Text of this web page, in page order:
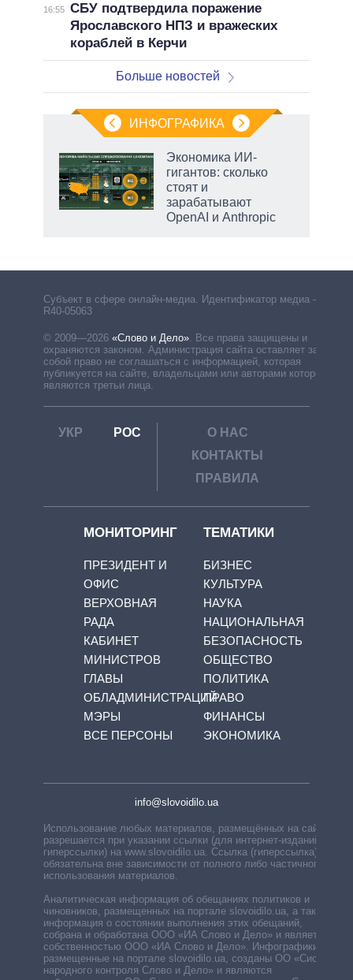
16:55 СБУ подтвердила поражение
Ярославского НПЗ и вражеских
кораблей в Керчи
Больше новостей
ИНФОГРАФИКА
Экономика ИИ-
гигантов: сколько
стоят и
зарабатывают
OpenAI и Anthropic
Субъект в сфере онлайн-медиа. Идентификатор медиа –
R40-05063
© 2009—2026 «Слово и Дело». Все права защищены и
охраняются законом. Администрация сайта оставляет за
собой право не соглашаться с информацией, которая
публикуется на сайте, владельцами или авторами которой
являются третьи лица.
УКР РОС
О НАС
КОНТАКТЫ
ПРАВИЛА
МОНИТОРИНГ
ПРЕЗИДЕНТ И
ОФИС
ВЕРХОВНАЯ
РАДА
КАБИНЕТ
МИНИСТРОВ
ГЛАВЫ
ОБЛАДМИНИСТРАЦИЙ
МЭРЫ
ВСЕ ПЕРСОНЫ
ТЕМАТИКИ
БИЗНЕС
КУЛЬТУРА
НАУКА
НАЦИОНАЛЬНАЯ
БЕЗОПАСНОСТЬ
ОБЩЕСТВО
ПОЛИТИКА
ПРАВО
ФИНАНСЫ
ЭКОНОМИКА
info@slovoidilo.ua
Использование любых материалов, размещённых на сайте,
разрешается при указании ссылки (для интернет-изданий —
гиперссылки) на www.slovoidilo.ua. Ссылка (гиперссылка)
обязательна вне зависимости от полного либо частичного
использования материалов.
Аналитическая информация об обещаниях политиков и
чиновников, размещенных на портале slovoidilo.ua, а также
информация о состоянии выполнения этих обещаний,
собрана и обработана ООО «ИА Слово и Дело» и является
собственностью ООО «ИА Слово и Дело». Инфографики,
размещенные на портале slovoidilo.ua, созданы ОО «Система
народного контроля Слово и Дело» и являются